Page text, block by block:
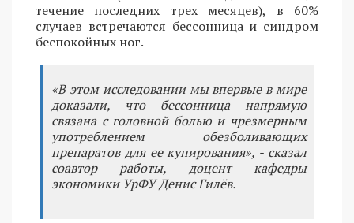
течение последних трех месяцев), в 60%
случаев встречаются бессонница и синдром
беспокойных ног.
«В этом исследовании мы впервые в мире
доказали, что бессонница напрямую
связана с головной болью и чрезмерным
употреблением обезболивающих
препаратов для ее купирования», - сказал
соавтор работы, доцент кафедры
экономики УрФУ Денис Гилёв.